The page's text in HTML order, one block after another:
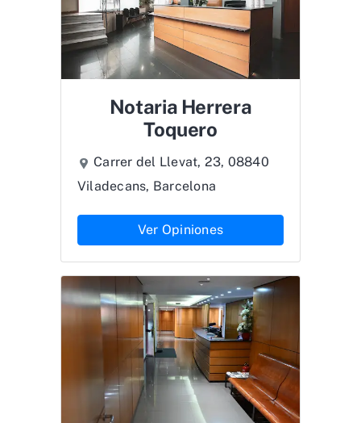
Notaria Herrera
Toquero
Carrer del Llevat, 23, 08840
Viladecans, Barcelona
Ver Opiniones